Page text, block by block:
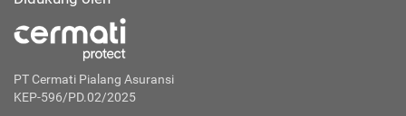
PT Cermati Pialang Asuransi
KEP-596/PD.02/2025